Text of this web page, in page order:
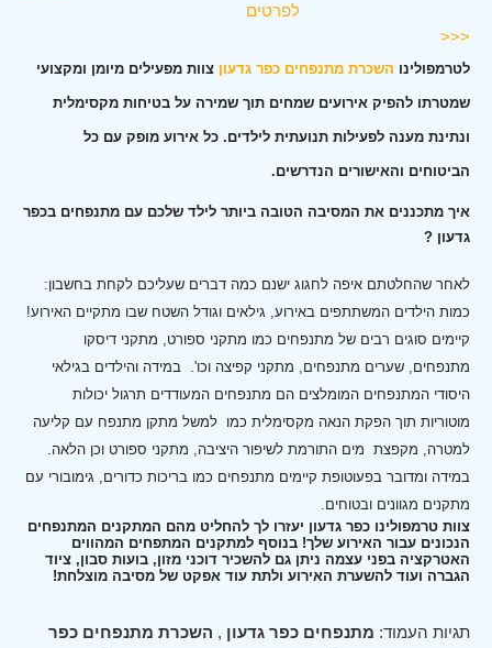
לפרטים
<<<
לטרמפולינו השכרת מתנפחים כפר גדעון צוות מפעילים מיומן ומקצועי
שמטרתו להפיק אירועים שמחים תוך שמירה על בטיחות מקסימלית
ונתינת מענה לפעילות תנועתית לילדים. כל אירוע מופק עם כל
הביטוחים והאישורים הנדרשים.
איך מתכננים את המסיבה הטובה ביותר לילד שלכם עם מתנפחים בכפר
גדעון ?
לאחר שהחלטתם איפה לחגוג ישנם כמה דברים שעליכם לקחת בחשבון:
כמות הילדים המשתתפים באירוע, גילאים וגודל השטח שבו מתקיים האירוע!
קיימים סוגים רבים של מתנפחים כמו מתקני ספורט, מתקני דיסקו
מתנפחים, שערים מתנפחים, מתקני קפיצה וכו'. במידה והילדים בגילאי
היסודי המתנפחים המומלצים הם מתנפחים המעודדים תרגול יכולות
מוטוריות תוך הפקת הנאה מקסימלית כמו למשל מתקן מתנפח עם קליעה
למטרה, מקפצת מים התורמת לשיפור היציבה, מתקני ספורט וכן הלאה.
במידה ומדובר בפעוטופת קיימים מתנפחים כמו בריכות כדורים, גימובורי עם
מתקנים מגוונים ובטוחים.
צוות טרמפולינו כפר גדעון יעזרו לך להחליט מהם המתקנים המתנפחים
הנכונים עבור האירוע שלך! בנוסף למתקנים המתפחים המהווים
האטרקציה בפני עצמה ניתן גם להשכיר דוכני מזון, בועות סבון, ציוד
הגברה ועוד להשערת האירוע ולתת עוד אפקט של מסיבה מוצלחת!
תגיות העמוד: מתנפחים כפר גדעון , השכרת מתנפחים כפר